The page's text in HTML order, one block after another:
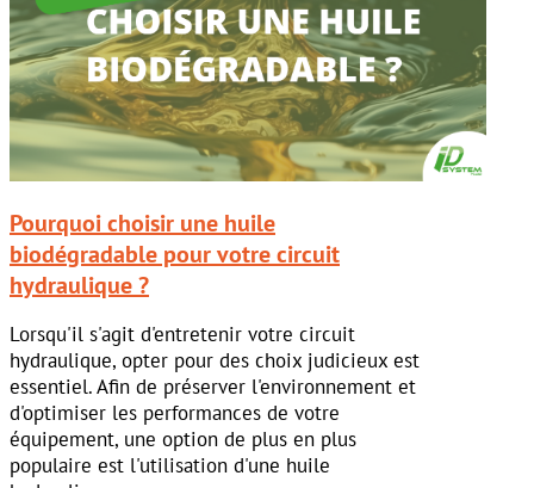
Pourquoi choisir une huile
biodégradable pour votre circuit
hydraulique ?
Lorsqu'il s'agit d'entretenir votre circuit
hydraulique, opter pour des choix judicieux est
essentiel. Afin de préserver l'environnement et
d'optimiser les performances de votre
équipement, une option de plus en plus
populaire est l'utilisation d'une huile